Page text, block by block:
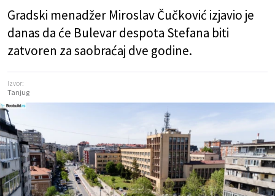
Gradski menadžer Miroslav Čučković izjavio je
danas da će Bulevar despota Stefana biti
zatvoren za saobraćaj dve godine.
Izvor:
Tanjug